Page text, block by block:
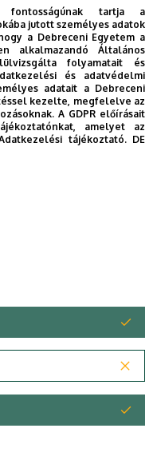
1-2.év
3.év
tartja a
jutott személyes adatok
a Debreceni Egyetem a
alkalmazandó Általános
folyamatait és
és adatvédelmi
adatait a Debreceni
kezelte, megfelelve az
A GDPR előírásait
amelyet az
tájékoztató. DE